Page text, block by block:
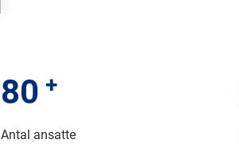
80 +
Antal ansatte